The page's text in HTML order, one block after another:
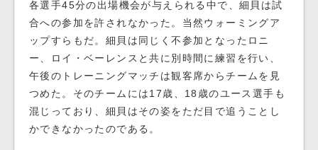
各選手45分の出場機会が与えられる中で、細貝は試
合への参加を許されなかった。当然ウォーミングア
ップすらもだ。細貝は同じく不参加となったロニ
ー、ロイ・ベーレンスと共に別時間に練習を行い、
午後のトレーニングマッチは観客席からチームを見
つめた。そのチームには17歳、18歳のユース選手も
混じっており、細貝はその姿をただ目で追うことし
かできなかったのである。